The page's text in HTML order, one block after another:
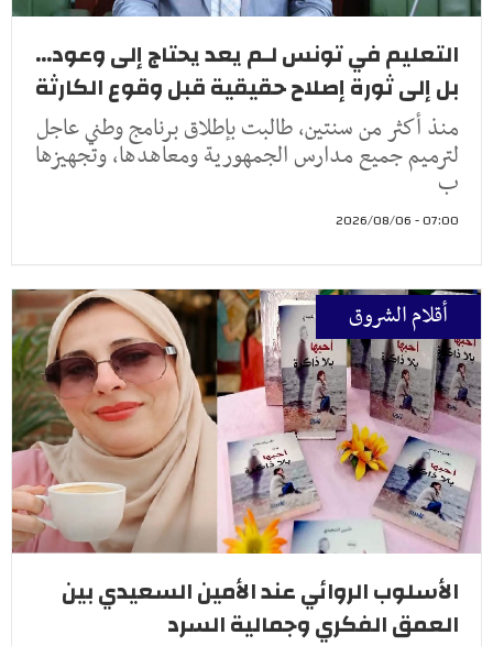
التعليم في تونس لـم يعد يحتاج إلى وعود...
بل إلى ثورة إصلاح حقيقية قبل وقوع الكارثة
منذ أكثر من سنتين، طالبت بإطلاق برنامج وطني عاجل
لترميم جميع مدارس الجمهورية ومعاهدها، وتجهيزها
ب
07:00 - 2026/08/06
أقلام الشروق
الأسلوب الروائي عند الأمين السعيدي بين
العمق الفكري وجمالية السرد